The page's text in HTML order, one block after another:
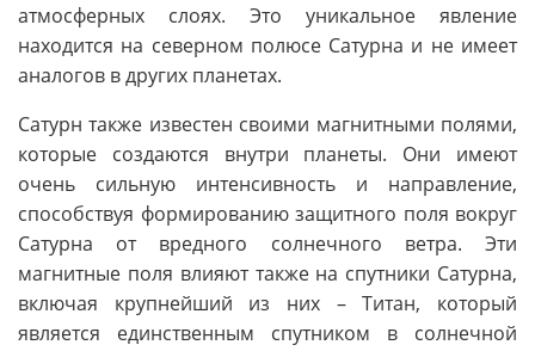
атмосферных слоях. Это уникальное явление
находится на северном полюсе Сатурна и не имеет
аналогов в других планетах.
Сатурн также известен своими магнитными полями,
которые создаются внутри планеты. Они имеют
очень сильную интенсивность и направление,
способствуя формированию защитного поля вокруг
Сатурна от вредного солнечного ветра. Эти
магнитные поля влияют также на спутники Сатурна,
включая крупнейший из них – Титан, который
является единственным спутником в солнечной